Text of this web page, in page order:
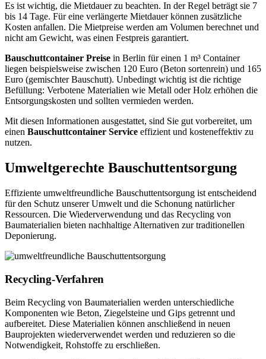
Es ist wichtig, die Mietdauer zu beachten. In der Regel beträgt sie 7
bis 14 Tage. Für eine verlängerte Mietdauer können zusätzliche
Kosten anfallen. Die Mietpreise werden am Volumen berechnet und
nicht am Gewicht, was einen Festpreis garantiert.
Bauschuttcontainer Preise in Berlin für einen 1 m³ Container
liegen beispielsweise zwischen 120 Euro (Beton sortenrein) und 165
Euro (gemischter Bauschutt). Unbedingt wichtig ist die richtige
Befüllung: Verbotene Materialien wie Metall oder Holz erhöhen die
Entsorgungskosten und sollten vermieden werden.
Mit diesen Informationen ausgestattet, sind Sie gut vorbereitet, um
einen Bauschuttcontainer Service effizient und kosteneffektiv zu
nutzen.
Umweltgerechte Bauschuttentsorgung
Effiziente umweltfreundliche Bauschuttentsorgung ist entscheidend
für den Schutz unserer Umwelt und die Schonung natürlicher
Ressourcen. Die Wiederverwendung und das Recycling von
Baumaterialien bieten nachhaltige Alternativen zur traditionellen
Deponierung.
Recycling-Verfahren
Beim Recycling von Baumaterialien werden unterschiedliche
Komponenten wie Beton, Ziegelsteine und Gips getrennt und
aufbereitet. Diese Materialien können anschließend in neuen
Bauprojekten wiederverwendet werden und reduzieren so die
Notwendigkeit, Rohstoffe zu erschließen.